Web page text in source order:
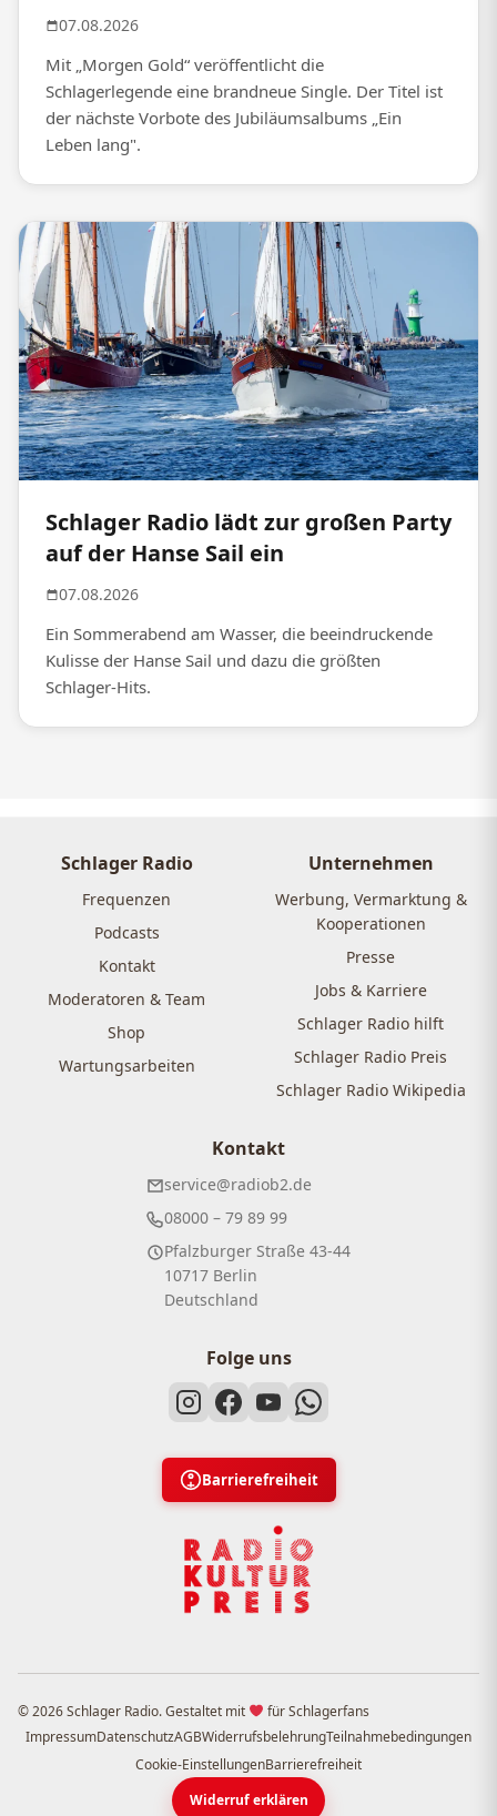
07.08.2026
Mit „Morgen Gold“ veröffentlicht die
Schlagerlegende eine brandneue Single. Der Titel ist
der nächste Vorbote des Jubiläumsalbums „Ein
Leben lang".
Schlager Radio lädt zur großen Party
auf der Hanse Sail ein
07.08.2026
Ein Sommerabend am Wasser, die beeindruckende
Kulisse der Hanse Sail und dazu die größten
Schlager-Hits.
Schlager Radio
Frequenzen
Podcasts
Kontakt
Moderatoren & Team
Shop
Wartungsarbeiten
Unternehmen
Werbung, Vermarktung &
Kooperationen
Presse
Jobs & Karriere
Schlager Radio hilft
Schlager Radio Preis
Schlager Radio Wikipedia
Kontakt
service@radiob2.de
08000 – 79 89 99
Pfalzburger Straße 43-44
10717 Berlin
Deutschland
Folge uns
Barrierefreiheit
© 2026 Schlager Radio. Gestaltet mit
für Schlagerfans
ImpressumDatenschutzAGBWiderrufsbelehrungTeilnahmebedingungen
Cookie-EinstellungenBarrierefreiheit
Widerruf erklären